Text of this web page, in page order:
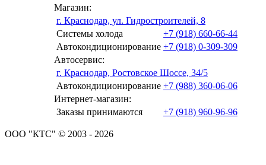
Магазин:
г. Краснодар, ул. Гидростроителей, 8
Системы холода
+7 (918) 660-66-44
Автокондиционирование +7 (918) 0-309-309
Автосервис:
г. Краснодар, Ростовское Шоссе, 34/5
Автокондиционирование +7 (988) 360-06-06
Интернет-магазин:
Заказы принимаются
+7 (918) 960-96-96
ООО "КТС" © 2003 - 2026